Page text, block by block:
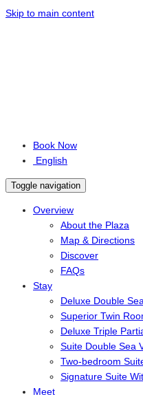
Skip to main content
Book Now
English
Toggle navigation
Overview
About the Plaza
Map & Directions
Discover
FAQs
Stay
Deluxe Double
Superior Twin
Deluxe Triple
Suite Double Sea
Two-bedroom
Signature Suite
Meet